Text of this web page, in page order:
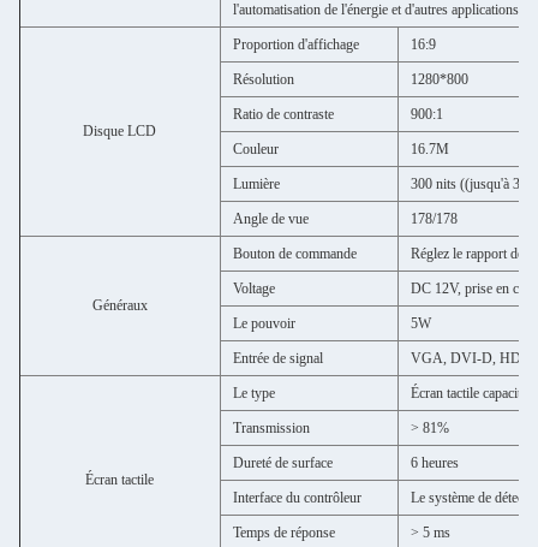
l'automatisation de l'énergie et d'autres applications
Disque LCD
Proportion d'affichage 16:9
Résolution 1280*800
Ratio de contraste 900:1
Couleur 16.7M
Lumière 300 nits ((jusqu'à
Angle de vue 178/178
Généraux
Bouton de commande Réglez le rapport de
Voltage DC 12V, prise en
Le pouvoir 5W
Entrée de signal VGA, DVI-D, HDMI
Écran tactile
Le type Écran tactile capacitif
Transmission > 81%
Dureté de surface 6 heures
Interface du contrôleur Le système de
Temps de réponse > 5 ms